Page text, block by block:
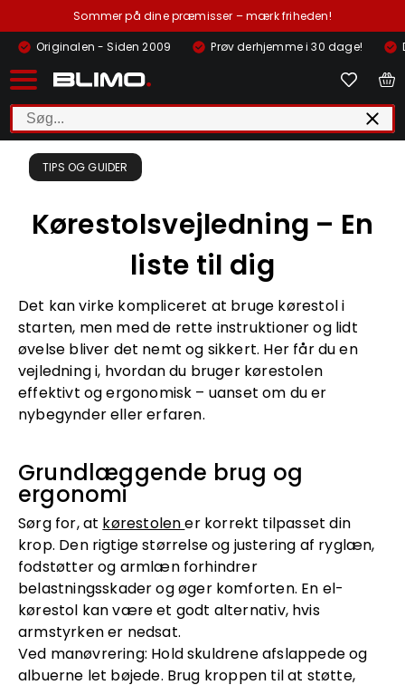
Sommer på dine præmisser – mærk friheden!
Originalen - Siden 2009
Prøv derhjemme i 30 dage!
TIPS OG GUIDER
Kørestolsvejledning – En
liste til dig
Det kan virke kompliceret at bruge kørestol i
starten, men med de rette instruktioner og lidt
øvelse bliver det nemt og sikkert. Her får du en
vejledning i, hvordan du bruger kørestolen
effektivt og ergonomisk – uanset om du er
nybegynder eller erfaren.
Grundlæggende brug og
ergonomi
Sørg for, at kørestolener korrekt tilpasset din
krop. Den rigtige størrelse og justering af ryglæn,
fodstøtter og armlæn forhindrer
belastningsskader og øger komforten. En el-
kørestol kan være et godt alternativ, hvis
armstyrken er nedsat.
Ved manøvrering: Hold skuldrene afslappede og
albuerne let bøjede. Brug kroppen til at støtte,